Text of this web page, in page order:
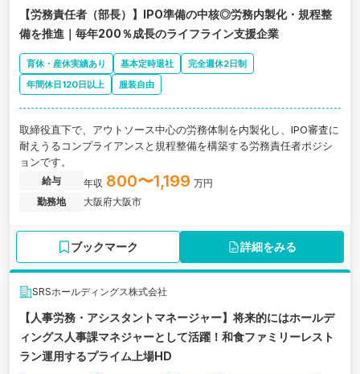
【労務責任者（部長）】IPO準備の中核◎労務内製化・規程整
備を推進｜毎年200％成長のライフライン支援企業
育休・産休実績あり 基本定時退社
完全週休2日制
年間休日120日以上
服装自由
取締役直下で、アウトソース中心の労務体制を内製化し、IPO審査に
耐えうるコンプライアンスと規程整備を構築する労務責任者ポジシ
ョンです。
給与 年収 800〜1,199 万円
勤務地
大阪府大阪市
ブックマーク 詳細をみる
SRSホールディングス株式会社
【人事労務・アシスタントマネージャー】将来的にはホールデ
ィングス⼈事課マネジャーとして活躍！和⾷ファミリーレスト
ラン運用するプライム上場HD